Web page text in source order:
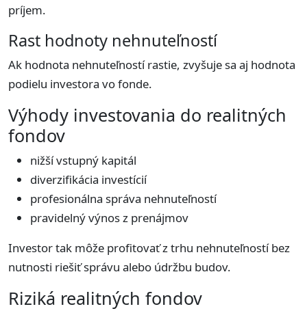
príjem.
Rast hodnoty nehnuteľností
Ak hodnota nehnuteľností rastie, zvyšuje sa aj hodnota
podielu investora vo fonde.
Výhody investovania do realitných
fondov
nižší vstupný kapitál
diverzifikácia investícií
profesionálna správa nehnuteľností
pravidelný výnos z prenájmov
Investor tak môže profitovať z trhu nehnuteľností bez
nutnosti riešiť správu alebo údržbu budov.
Riziká realitných fondov